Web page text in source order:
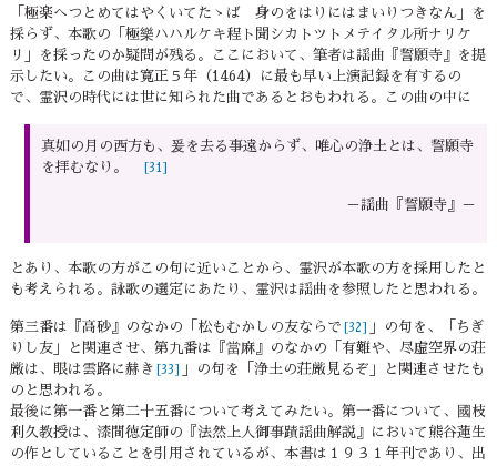
「極楽へつとめてはやくいてたゝば 身のをはりにはまいりつきなん」を
採らず、本歌の「極樂ハハルケキ程ト聞シカトツトメテイタル所ナリケ
リ」を採ったのか疑問が残る。ここにおいて、筆者は謡曲『誓願寺』を提
示したい。この曲は寛正５年（1464）に最も早い上演記録を有するの
で、霊沢の時代には世に知られた曲であるとおもわれる。この曲の中に
真如の月の西方も、爰を去る事遠からず、唯心の浄土とは、誓願寺
を拝むなり。
[31]
－謡曲『誓願寺』－
とあり、本歌の方がこの句に近いことから、霊沢が本歌の方を採用したと
も考えられる。詠歌の選定にあたり、霊沢は謡曲を参照したと思われる。
第三番は『高砂』のなかの「松もむかしの友ならで [32]
」の句を、「ちぎ
りし友」と関連させ、第九番は『當麻』のなかの「有難や、尽虚空界の荘
厳は、眼は雲路に赫き
[33]
」の句を「浄土の荘厳見るぞ」と関連させたも
のと思われる。
最後に第一番と第二十五番について考えてみたい。第一番について、國枝
利久教授は、漆間徳定師の『法然上人御事蹟謡曲解説』において熊谷蓮生
の作としていることを引用されているが、本書は１９３１年刊であり、出